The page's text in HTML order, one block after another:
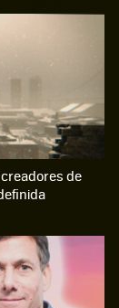
de